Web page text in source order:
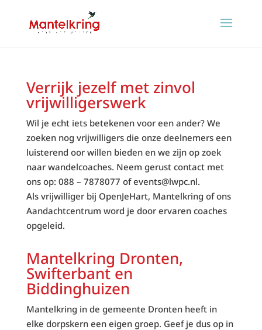
Verrijk jezelf met zinvol
vrijwilligerswerk
Wil je echt iets betekenen voor een ander? We
zoeken nog vrijwilligers die onze deelnemers een
luisterend oor willen bieden en we zijn op zoek
naar wandelcoaches. Neem gerust contact met
ons op: 088 – 7878077 of events@lwpc.nl.
Als vrijwilliger bij OpenJeHart, Mantelkring of ons
Aandachtcentrum word je door ervaren coaches
opgeleid.
Mantelkring Dronten,
Swifterbant en
Biddinghuizen
Mantelkring in de gemeente Dronten heeft in
elke dorpskern een eigen groep. Geef je dus op in